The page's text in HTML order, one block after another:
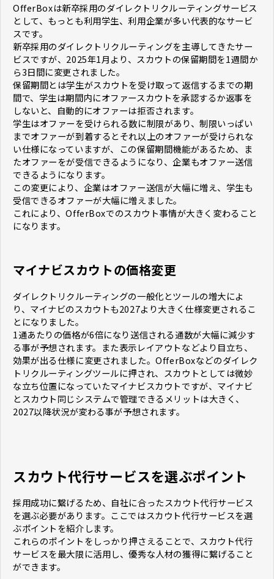
OfferBoxは新卒採用のダイレクトリクルーティングサービス
として、もっとも利用学生、利用企業が多い代表的なサービ
スです。
新卒採用のダイレクトリクルーティングを主導してきたサー
ビスですが、2025年1月より、スカウトの保留期間を1週間か
ら3日間に変更されました。
保留期間とは学生がスカウトを受け取って返信するまでの期
間で、学生は期間内にオファースカウトを承認するか返事を
しないと、自動的にオファーは拒否されます。
学生はオファーを受けられる数に制限があり、制限いっぱい
までオファーが到着するとそれ以上のオファーが受けられな
い仕様になっていますが、この保留期間機能があるため、ま
たオファーをが受信できるようになり、企業もオファー送信
できるようになります。
この変更により、企業はオファー送信が大幅に増え、学生も
受信できるオファーが大幅に増えました。
これにより、OfferBoxでのスカウト事情が大きく変わること
になります。
マイナビスカウトの価格変更
ダイレクトリクルーティングの一般化とツールの増大によ
り、マイナビのスカウトも2027より大きく仕様変更されるこ
とになりました。
1通あたりの価格が6倍になり送信される通数が大幅に減少す
る事が予想されます。また表示レイアウトなどより目立ち、
効果が出る仕様に変更されました。OfferBoxなどのダイレク
トリクルーティングツールに押され、スカウトとしては微妙
な立ち位置になっていたマイナビスカウトですが、マイナビ
とスカウト同じシステムで管理できるメリットは大きく、
2027以降状況が変わる事が予想されます。
スカウト代行サービスを選ぶポイント
採用成功に繋げるため、自社に合ったスカウト代行サービス
を選ぶ必要があります。ここではスカウト代行サービスを選
ぶポイントを紹介します。
これらのポイントをしっかり押さえることで、スカウト代行
サービスを最大限に活用し、優秀な人材の獲得に繋げること
ができます。